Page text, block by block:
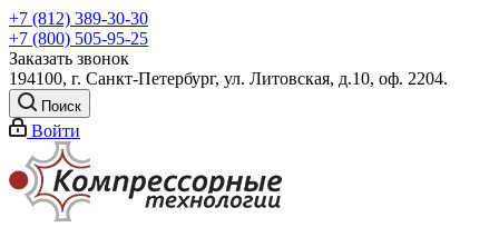
+7 (812) 389-30-30
+7 (800) 505-95-25
Заказать звонок
194100, г. Санкт-Петербург, ул. Литовская, д.10, оф. 2204.
Поиск
Войти